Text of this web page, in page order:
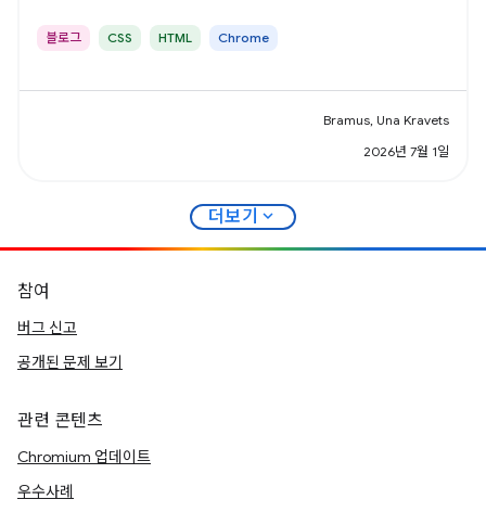
블로그 CSS HTML Chrome
Bramus, Una Kravets
2026년 7월 1일
더보기 expand_more
참여
버그 신고
공개된 문제 보기
관련 콘텐츠
Chromium 업데이트
우수사례